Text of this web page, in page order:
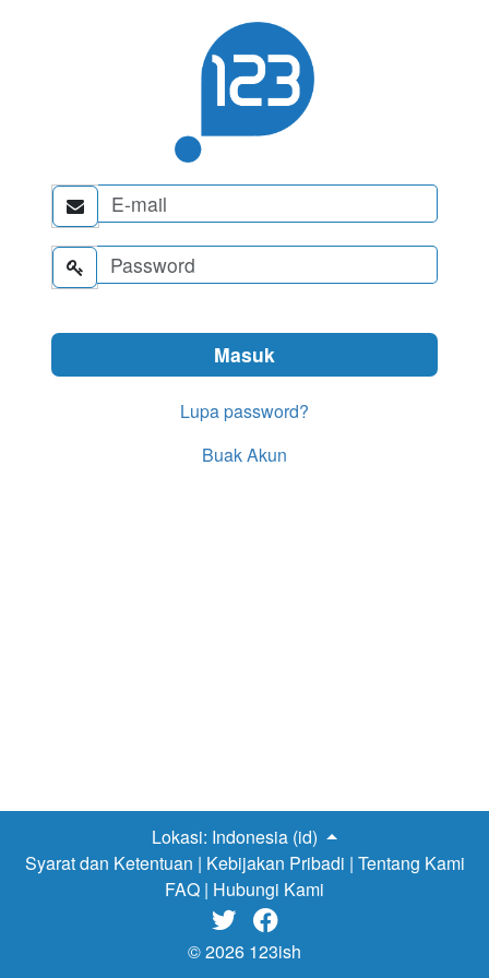


Lupa password?
Buak Akun
Lokasi: Indonesia (id)
Syarat dan Ketentuan | Kebijakan Pribadi | Tentang Kami
FAQ | Hubungi Kami
 
© 2026 123ish